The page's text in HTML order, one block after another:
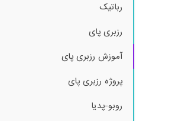
رباتیک
رزبری پای
آموزش رزبری پای
پروژه رزبری پای
روبو-پدیا